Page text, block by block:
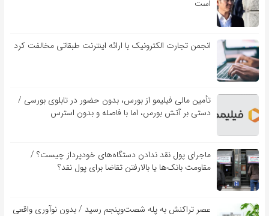
است
انجمن تجارت الکترونیک با ارائه اینترنت طبقاتی مخالفت کرد
تأمین مالی فیلیمو از بورس، بدون حضور در تابلوی بورسی /
دستی بر آتش بورس، اما با فاصله و بدون استرس
ماجرای پول نقد ندادن دستگاه‌های خودپرداز چیست؟ /
مقاومت بانک‌ها یا بالارفتن تقاضا برای پول نقد؟
عصر تراکنش به پله شصت‌وپنجم رسید / بدون نوآوری واقعی